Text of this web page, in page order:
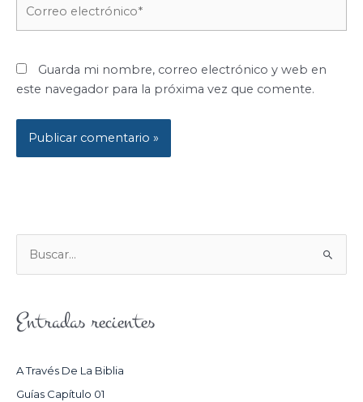
electrónico*
Guarda mi nombre, correo electrónico y web en
este navegador para la próxima vez que comente.
U
C
Entradas recientes
A Través De La Biblia
Guías Capítulo 01